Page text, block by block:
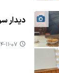
دیدار
۱۴۰۴-۱۱-